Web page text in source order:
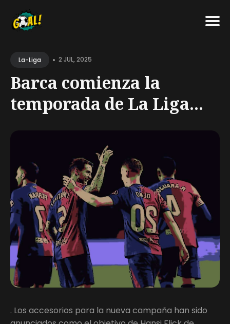
forLa-Liga • 2 JUL, 2025
Barca comienza la
temporada de La Liga...
. Los accesorios para la nueva campaña han sido